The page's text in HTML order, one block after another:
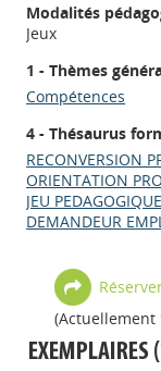
Modalités
Jeux
1 - Thèmes
Compétences
4 - Thésaurus
RECONVERSION
ORIENTATION
JEU
DEMANDEUR
(Actuellement
EXEMPLAIRES